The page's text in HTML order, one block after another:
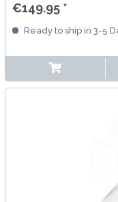
€149.95 *
Ready to ship in 3-5